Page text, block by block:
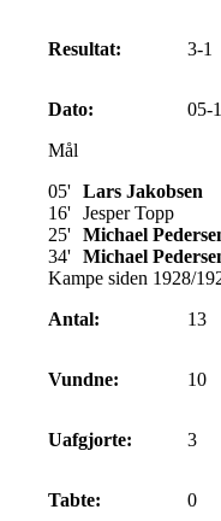
Resultat: 3-1
Dato:
05-
Mål
05' Lars Jakobsen
16' Jesper Topp
25' Michael
34' Michael
Kampe siden 1928/
Antal:
13
Vundne: 10
Uafgjorte: 3
Tabte: 0